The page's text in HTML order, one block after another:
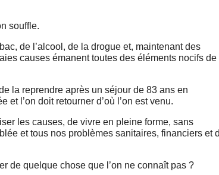
souffle.
de l’alcool, de la drogue et, maintenant des
causes émanent toutes des éléments nocifs de
la reprendre après un séjour de 83 ans en
l’on doit retourner d’où l’on est venu.
les causes, de vivre en pleine forme, sans
et tous nos problèmes sanitaires, financiers et
de quelque chose que l’on ne connaît pas ?